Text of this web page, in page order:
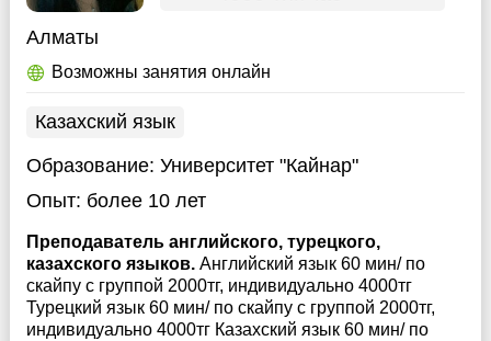
Алматы
Возможны занятия онлайн
Казахский язык
Образование: Университет "Кайнар"
Опыт: более 10 лет
Преподаватель английского, турецкого,
казахского языков. Английский язык 60 мин/ по
скайпу с группой 2000тг, индивидуально 4000тг
Турецкий язык 60 мин/ по скайпу с группой 2000тг,
индивидуально 4000тг Казахский язык 60 мин/ по